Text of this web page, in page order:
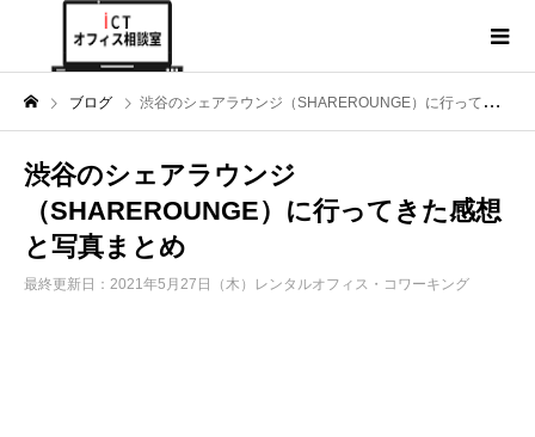
ブログ 渋谷のシェアラウンジ（SHAREROUNGE）に行ってきた感想と写真まとめ
渋谷のシェアラウンジ
（SHAREROUNGE）に行ってきた感想
と写真まとめ
最終更新日：2021年5月27日（木） レンタルオフィス・コワーキング